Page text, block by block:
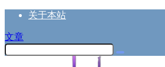
关于本站
文章